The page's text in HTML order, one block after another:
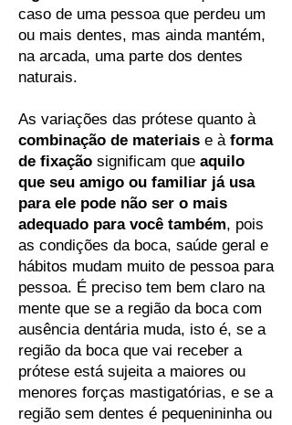
caso de uma pessoa que perdeu um
ou mais dentes, mas ainda mantém,
na arcada, uma parte dos dentes
naturais.
As variações das prótese quanto à
combinação de materiais e à forma
de fixação significam que aquilo
que seu amigo ou familiar já usa
para ele pode não ser o mais
adequado para você também, pois
as condições da boca, saúde geral e
hábitos mudam muito de pessoa para
pessoa. É preciso tem bem claro na
mente que se a região da boca com
ausência dentária muda, isto é, se a
região da boca que vai receber a
prótese está sujeita a maiores ou
menores forças mastigatórias, e se a
região sem dentes é pequenininha ou